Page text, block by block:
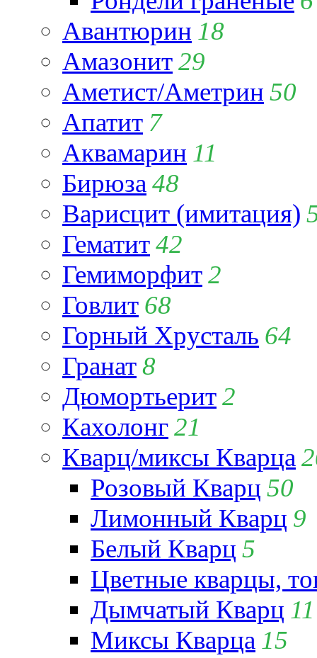
Авантюрин 18
Амазонит29
Аметист/Аметрин 50
Апатит 7
Аквамарин 11
Бирюза 48
Варисцит (имитация)
Гематит42
Гемиморфит2
Говлит 68
Горный Хрусталь 64
Гранат8
Дюмортьерит2
Кахолонг21
Кварц/миксы Кварца
Розовый Кварц 50
Лимонный Кварц 9
Белый Кварц 5
Цветные кварцы,
Дымчатый Кварц 11
Миксы Кварца 15